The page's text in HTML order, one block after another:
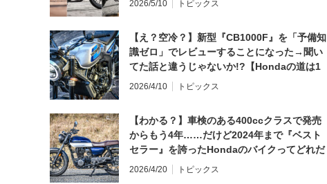
2026/5/10 トピックス
【え？空冷？】新型『CB1000F』を「予備知
識ゼロ」でレビューすることになった→聞い
てた話と違うじゃないか!?【Hondaの道は1
日にしてならず／CB1000F ①第一印象 編】
2026/4/10 トピックス
【わかる？】車検のある400ccクラスで発売
からもう4年……だけど2024年まで『ベスト
セラー』を誇ったHondaのバイクってどれだ
と思う？
2026/4/20 トピックス